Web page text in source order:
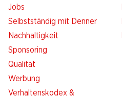
Jobs
Selbstständig mit Denner
Nachhaltigkeit
Sponsoring
Qualität
Werbung
Verhaltenskodex &